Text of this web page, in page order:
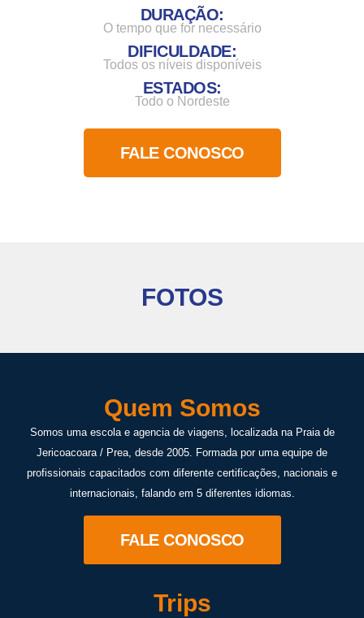
DURAÇÃO:
O tempo que for necessário
DIFICULDADE:
Todos os níveis disponíveis
ESTADOS:
Todo o Nordeste
FALE CONOSCO
FOTOS
Quem Somos
Somos uma escola e agencia de viagens, localizada na Praia de
Jericoacoara / Prea, desde 2005. Formada por uma equipe de
profissionais capacitados com diferente certificações, nacionais e
internacionais, falando em 5 diferentes idiomas.
FALE CONOSCO
Trips